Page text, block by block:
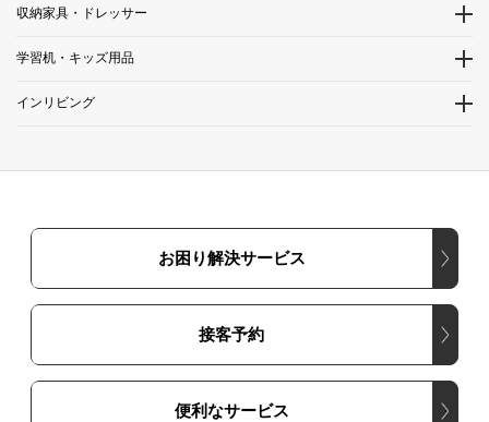
収納家具・ドレッサー
学習机・キッズ用品
インリビング
お困り解決サービス
接客予約
便利なサービス